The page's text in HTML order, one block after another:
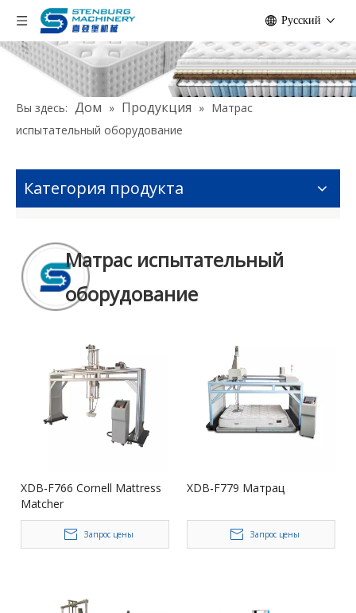
Pусский
Вы здесь: Дом » Продукция » Матрас
испытательный оборудование
Категория продукта
Матрас испытательный
оборудование
XDB-F766 Cornell Mattress
Matcher
Запрос цены
XDB-F779 Матрац
Запрос цены